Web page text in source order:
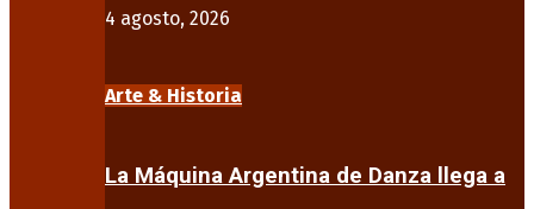
4 agosto, 2026
Arte & Historia
La Máquina Argentina de Danza llega a